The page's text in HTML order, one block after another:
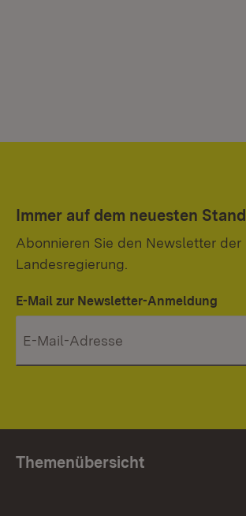
Immer auf dem neuesten Stand
Abonnieren Sie den Newsletter der
Landesregierung.
E-Mail zur Newsletter-Anmeldung
Themenübersicht